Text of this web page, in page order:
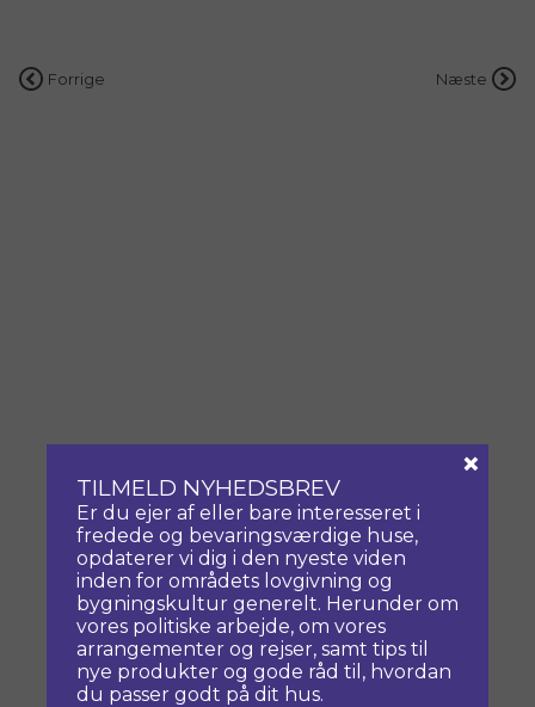
Indlægsnavigation
Forrige Næste
TILMELD NYHEDSBREV
Er du ejer af eller bare interesseret i
fredede og bevaringsværdige huse,
opdaterer vi dig i den nyeste viden
inden for områdets lovgivning og
bygningskultur generelt. Herunder om
vores politiske arbejde, om vores
arrangementer og rejser, samt tips til
nye produkter og gode råd til, hvordan
du passer godt på dit hus.
×